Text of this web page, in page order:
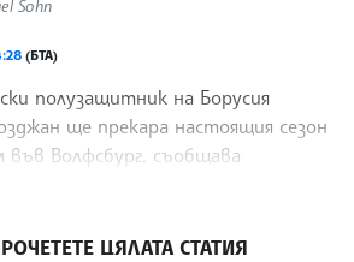
Sohn
(БТА)
полузащитник на Борусия
ще прекара настоящия сезон
във Волфсбург, съобщава
ЦЯЛАТА СТАТИЯ